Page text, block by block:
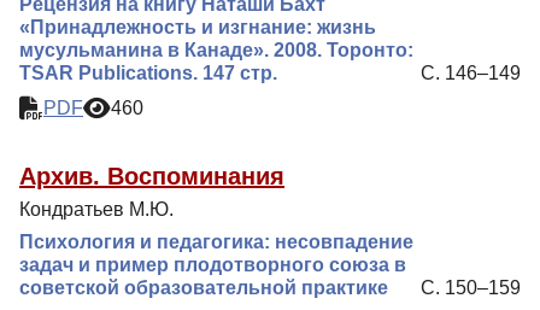
«Принадлежность и изгнание: жизнь
мусульманина в Канаде». 2008. Торонто:
TSAR Publications. 147 стр.
С. 146–149
PDF
460
Архив. Воспоминания
Кондратьев М.Ю.
Психология и педагогика: несовпадение
задач и пример плодотворного союза в
советской образовательной практике
С. 150–159